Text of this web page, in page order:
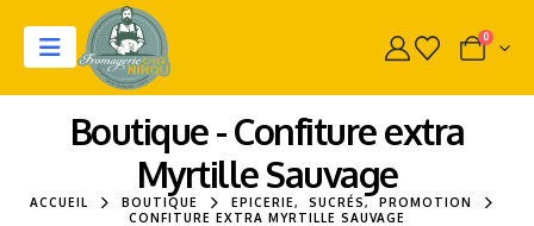
0
Boutique - Confiture extra
Myrtille Sauvage
ACCUEIL BOUTIQUE EPICERIE, SUCRÉS,
PROMOTION
CONFITURE EXTRA MYRTILLE SAUVAGE